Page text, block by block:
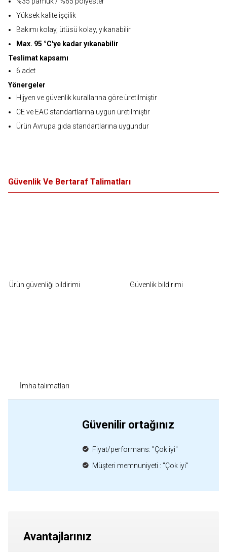
Yüksek kalite işçilik
Bakımı kolay, ütüsü kolay, yıkanabilir
Max. 95 °C'ye kadar yıkanabilir
Teslimat kapsamı
6 adet
Yönergeler
Hijyen ve güvenlik kurallarına göre üretilmiştir
CE ve EAC standartlarına uygun üretilmiştir
Ürün Avrupa gıda standartlarına uygundur
Güvenlik Ve Bertaraf Talimatları
Ürün güvenliği bildirimi Güvenlik bildirimi
İmha talimatları
Güvenilir ortağınız
Fiyat/performans: "Çok iyi"
Müşteri memnuniyeti : "Çok iyi"
Avantajlarınız